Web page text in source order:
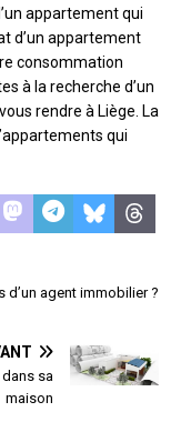
appartement qui
d’un appartement
consommation
à la recherche d’un
rendre à Liège. La
qui
agent immobilier ?
sa
maison